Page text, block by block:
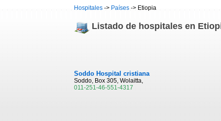
Hospitales -> Países -> Etiopia
Listado de hospitales en
Soddo Hospital cristiana
Soddo, Box 305, Wolaitta,
011-251-46-551-4317